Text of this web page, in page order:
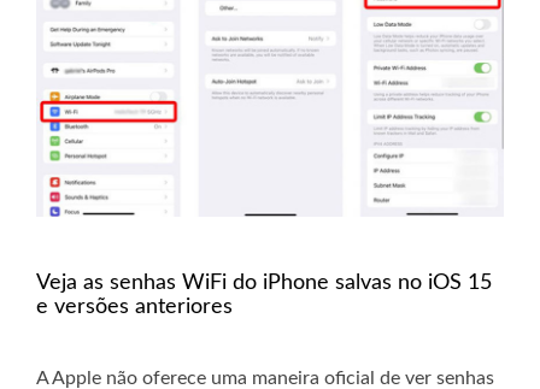
Veja as senhas WiFi do iPhone salvas no iOS 15
e versões anteriores
A Apple não oferece uma maneira oficial de ver senhas